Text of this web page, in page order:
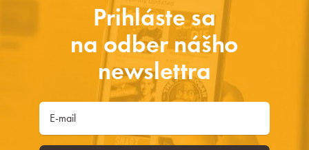
Prihláste sa
na odber nášho
newslettra